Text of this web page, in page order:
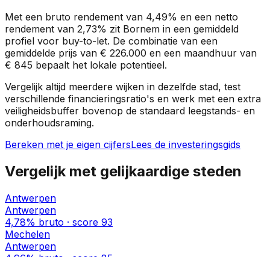
Met een bruto rendement van 4,49% en een netto
rendement van 2,73% zit Bornem in een gemiddeld
profiel voor buy-to-let. De combinatie van een
gemiddelde prijs van € 226.000 en een maandhuur van
€ 845 bepaalt het lokale potentieel.
Vergelijk altijd meerdere wijken in dezelfde stad, test
verschillende financieringsratio's en werk met een extra
veiligheidsbuffer bovenop de standaard leegstands- en
onderhoudsraming.
Bereken met je eigen cijfersLees de investeringsgids
Vergelijk met gelijkaardige steden
Antwerpen
Antwerpen
4,78% bruto · score 93
Mechelen
Antwerpen